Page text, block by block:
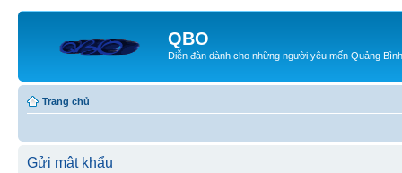
QBO
Diễn đàn dành cho những người yêu mến Quảng Bình
Trang chủ
Gửi mật khẩu